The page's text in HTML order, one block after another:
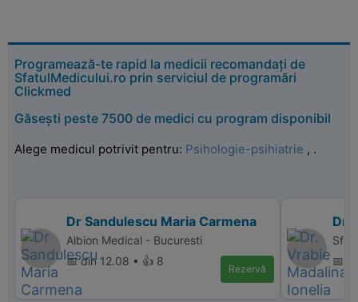
Programează-te rapid la medicii recomandați de
SfatulMedicului.ro prin serviciul de programări
Clickmed
Găsești peste 7500 de medici cu program disponibil
Alege medicul potrivit pentru: Psihologie-psihiatrie , .
Dr Sandulescu Maria Carmena
Albion Medical - Bucuresti
📅 din 12.08 • 👍 8
Rezervă
Dr.
📅